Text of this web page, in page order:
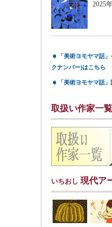
2025
➧
「美術ヨモヤマ話
クナンバー)はこちら
➧ 「美術ヨモヤマ話
取扱い作家一覧
いちおし 現代ア